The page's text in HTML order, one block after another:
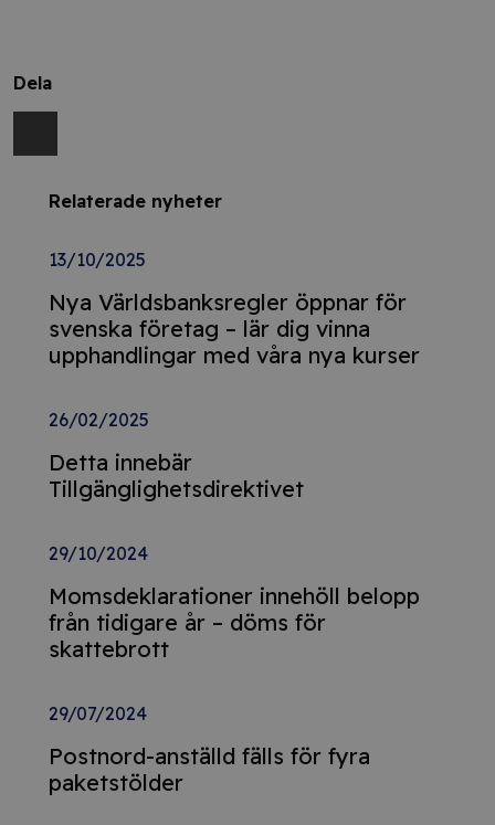
Dela
Relaterade nyheter
13/10/2025
Nya Världsbanksregler öppnar för
svenska företag – lär dig vinna
upphandlingar med våra nya kurser
26/02/2025
Detta innebär
Tillgänglighetsdirektivet
29/10/2024
Momsdeklarationer innehöll belopp
från tidigare år – döms för
skattebrott
29/07/2024
Postnord-anställd fälls för fyra
paketstölder